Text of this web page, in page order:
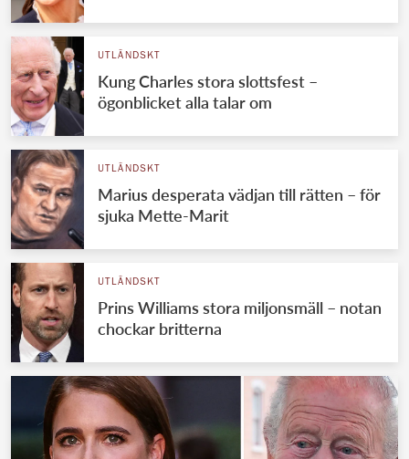
UTLÄNDSKT
Kung Charles stora slottsfest –
ögonblicket alla talar om
UTLÄNDSKT
Marius desperata vädjan till rätten – för
sjuka Mette-Marit
UTLÄNDSKT
Prins Williams stora miljonsmäll – notan
chockar britterna